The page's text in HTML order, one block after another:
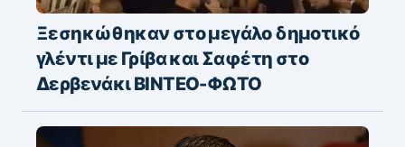
Ξεσηκώθηκαν στο μεγάλο δημοτικό
γλέντι με Γρίβα και Σαφέτη στο
Δερβενάκι ΒΙΝΤΕΟ-ΦΩΤΟ